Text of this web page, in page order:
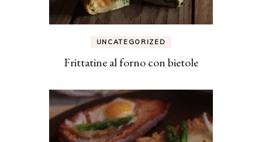
UNCATEGORIZED
Frittatine al forno con bietole